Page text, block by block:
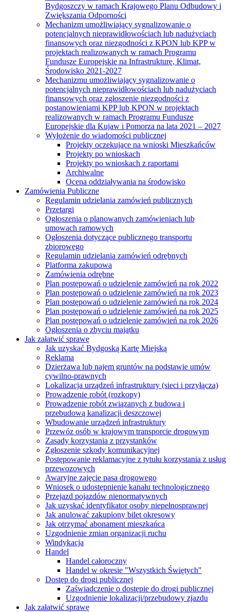
Bydgoszczy w ramach Krajowego Planu Odbudowy i
Zwiększania Odporności
Mechanizm umożliwiający sygnalizowanie o
potencjalnych nieprawidłowościach lub nadużyciach
finansowych oraz niezgodności z KPON lub KPP w
projektach realizowanych w ramach Programu
Fundusze Europejskie na Infrastrukturę, Klimat,
Środowisko 2021-2027
Mechanizmu umożliwiający sygnalizowanie o
potencjalnych nieprawidłowościach lub nadużyciach
finansowych oraz zgłoszenie niezgodności z
postanowieniami KPP lub KPON w projektach
realizowanych w ramach Programu Fundusze
Europejskie dla Kujaw i Pomorza na lata 2021 – 2027
Wyłożenie do wiadomości publicznej
Projekty oczekujące na wnioski Mieszkańców
Projekty po wnioskach
Projekty po wnioskach z raportami
Archiwalne
Ocena oddziaływania na środowisko
Zamówienia Publiczne
Regulamin udzielania zamówień publicznych
Przetargi
Ogłoszenia o planowanych zamówieniach lub
umowach ramowych
Ogłoszenia dotyczące publicznego transportu
zbiorowego
Regulamin udzielania zamówień odrębnych
Platforma zakupowa
Zamówienia odrębne
Plan postępowań o udzielenie zamówień na rok 2022
Plan postępowań o udzielenie zamówień na rok 2023
Plan postępowań o udzielenie zamówień na rok 2024
Plan postępowań o udzielenie zamówień na rok 2025
Plan postępowań o udzielenie zamówień na rok 2026
Ogłoszenia o zbyciu majątku
Jak załatwić sprawę
Jak uzyskać Bydgoską Kartę Miejską
Reklama
Dzierżawa lub najem gruntów na podstawie umów
cywilno-prawnych
Lokalizacja urządzeń infrastruktury (sieci i przyłącza)
Prowadzenie robót (rozkopy)
Prowadzenie robót związanych z budowa i
przebudową kanalizacji deszczowej
Wbudowanie urządzeń infrastruktury
Przewóz osób w krajowym transporcie drogowym
Zasady korzystania z przystanków
Zgłoszenie szkody komunikacyjnej
Postępowanie reklamacyjne z tytułu korzystania z usług
przewozowych
Awaryjne zajęcie pasa drogowego
Wniosek o udostępnienie kanału technologicznego
Przejazd pojazdów nienormatywnych
Jak uzyskać identyfikator osoby niepełnosprawnej
Jak anulować zakupiony bilet okresowy
Jak otrzymać abonament mieszkańca
Uzgodnienie zmian organizacji ruchu
Windykacja
Handel
Handel całoroczny
Handel w okresie "Wszystkich Świętych"
Dostęp do drogi publicznej
Zaświadczenie o dostępie do drogi publicznej
Uzgodnienie lokalizacji/przebudowy zjazdu
Jak załatwić sprawę